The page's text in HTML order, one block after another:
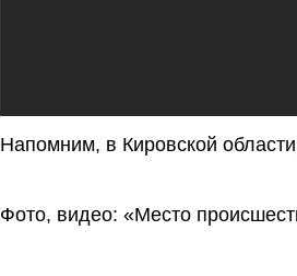
Напомним, в Кировской области
Фото, видео: «Место